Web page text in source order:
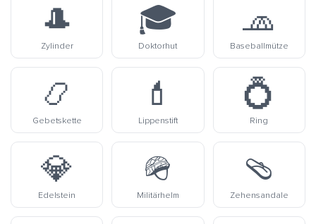
🎩
Zylinder
🎓
Doktorhut
🧢
Baseballmütze
📿
Gebetskette
💄
Lippenstift
💍
Ring
💎
Edelstein
🪖
Militärhelm
🩴
Zehensandale